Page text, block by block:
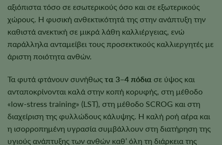
αξιόπιστα τόσο σε εσωτερικούς όσο και σε εξωτερικούς
χώρους. Η φυσική ανθεκτικότητά της στην ανάπτυξη την
καθιστά ανεκτική σε μικρά λάθη καλλιέργειας, ενώ
παράλληλα ανταμείβει τους προσεκτικούς καλλιεργητές με
άριστη ποιότητα ανθών.
Τα φυτά φτάνουν συνήθως τα 3–4 πόδια σε ύψος και
ανταποκρίνονται καλά στην κοπή κορυφής, στη μέθοδο
«low-stress training» (LST), στη μέθοδο SCROG και στη
διαχείριση της φυλλώδους κάλυψης. Η καλή ροή αέρα και
η ισορροπημένη υγρασία συμβάλλουν στη διατήρηση της
υγιούς ανάπτυξης των ανθών καθ’ όλη τη διάρκεια της